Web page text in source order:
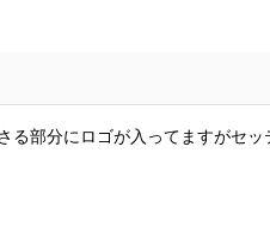
る部分にロゴが入ってますがセ